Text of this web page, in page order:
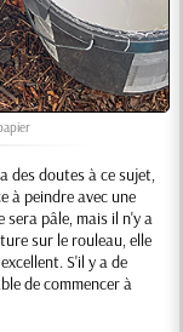
des doutes à ce sujet,
à peindre avec une
sera pâle, mais il n'y a
sur le rouleau, elle
S'il y a de
de commencer à